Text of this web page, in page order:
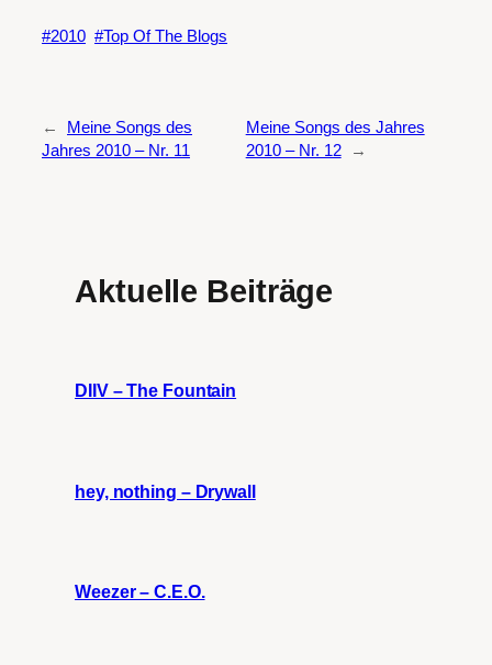
2010 Top Of The Blogs
←
Meine Songs des
Jahres 2010 – Nr. 11
Meine Songs des Jahres
2010 – Nr. 12
→
Aktuelle Beiträge
DIIV – The Fountain
hey, nothing – Drywall
Weezer – C.E.O.